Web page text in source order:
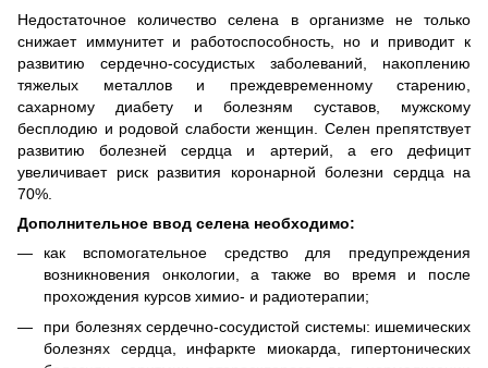
Недостаточное количество селена в организме не только
снижает иммунитет и работоспособность, но и приводит к
развитию сердечно-сосудистых заболеваний, накоплению
тяжелых металлов и преждевременному старению,
сахарному диабету и болезням суставов, мужскому
бесплодию и родовой слабости женщин. Селен препятствует
развитию болезней сердца и артерий, а его дефицит
увеличивает риск развития коронарной болезни сердца на
70%.
Дополнительное ввод селена необходимо:
как вспомогательное средство для предупреждения
возникновения онкологии, а также во время и после
прохождения курсов химио- и радиотерапии;
при болезнях сердечно-сосудистой системы: ишемических
болезнях сердца, инфаркте миокарда, гипертонических